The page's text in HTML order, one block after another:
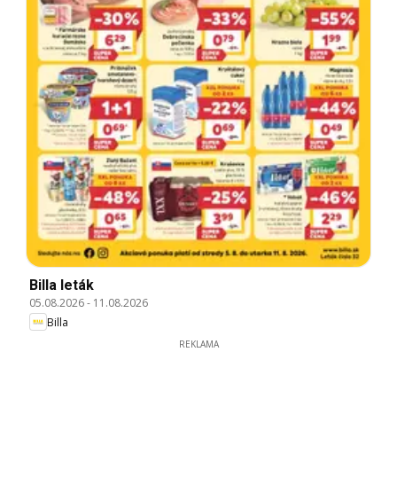
Billa leták
05.08.2026- 11.08.2026
Billa
REKLAMA